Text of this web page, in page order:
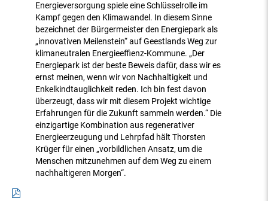
Energieversorgung spiele eine Schlüsselrolle im
Kampf gegen den Klimawandel. In diesem Sinne
bezeichnet der Bürgermeister den Energiepark als
„innovativen Meilenstein“ auf Geestlands Weg zur
klimaneutralen Energieeffienz-Kommune. „Der
Energiepark ist der beste Beweis dafür, dass wir es
ernst meinen, wenn wir von Nachhaltigkeit und
Enkelkindtauglichkeit reden. Ich bin fest davon
überzeugt, dass wir mit diesem Projekt wichtige
Erfahrungen für die Zukunft sammeln werden.“ Die
einzigartige Kombination aus regenerativer
Energieerzeugung und Lehrpfad hält Thorsten
Krüger für einen „vorbildlichen Ansatz, um die
Menschen mitzunehmen auf dem Weg zu einem
nachhaltigeren Morgen“.